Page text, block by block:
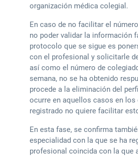
organización médica colegial.
En caso de no facilitar el
no poder validar la información
protocolo que se sigue es
con el profesional y solicitarle
así como el número de
semana, no se ha obtenido
procede a la eliminación del
ocurre en aquellos casos en los
registrado no quiere facilitar
En esta fase, se confirma
especialidad con la que se ha
profesional coincida con la que